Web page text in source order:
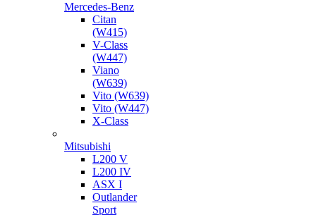
Mercedes-Benz
Citan
(W415)
V-Class
(W447)
Viano
(W639)
Vito (W639)
Vito (W447)
X-Class
Mitsubishi
L200 V
L200 IV
ASX I
Outlander
Sport